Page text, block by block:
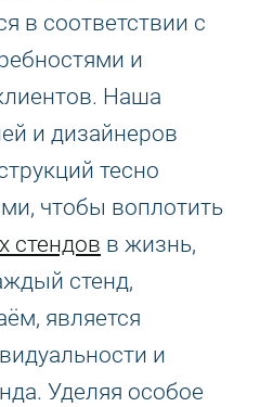
в соответствии с
и
Наша
и дизайнеров
тесно
чтобы воплотить
стендов в жизнь,
стенд,
является
и
Уделяя особое